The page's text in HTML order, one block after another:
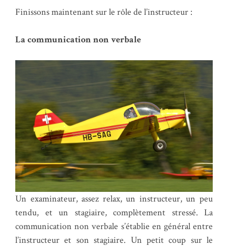
Finissons maintenant sur le rôle de l’instructeur :
La communication non verbale
Un examinateur, assez relax, un instructeur, un peu
tendu, et un stagiaire, complètement stressé. La
communication non verbale s’établie en général entre
l’instructeur et son stagiaire. Un petit coup sur le